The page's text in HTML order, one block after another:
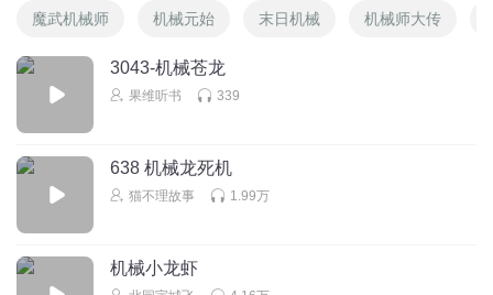
回复 2023-03-22
听友480861171回复 @听友448052696
听友451701599
机械恐龙战队，我还第一次听。
快乐的跳豆
魔武机械师 机械元始 末日机械 机械师大传
3043-机械苍龙
果维听书 339
638 机械龙死机
猫不理故事 1.99万
机械小龙虾